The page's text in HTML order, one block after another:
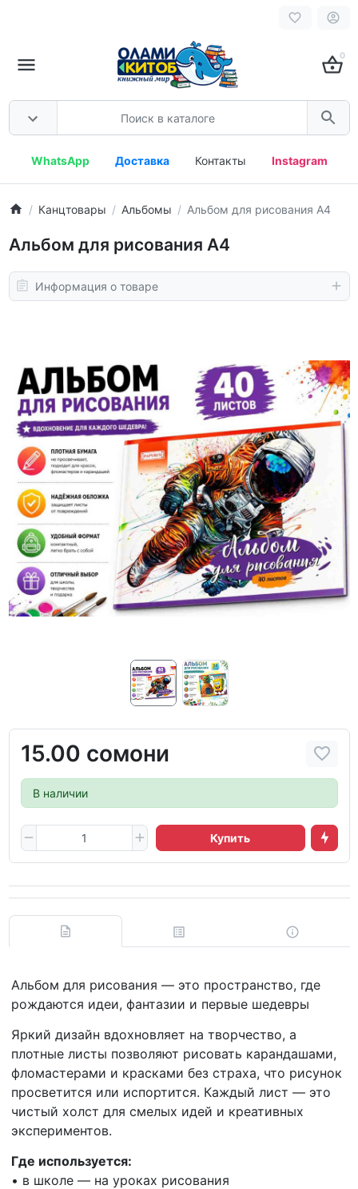
0
WhatsApp Доставка Контакты Instagram
Канцтовары Альбомы Альбом для рисования A4
Альбом для рисования A4
Информация о товаре
15.00 сомони
В наличии
Купить
Альбом для рисования — это пространство, где
рождаются идеи, фантазии и первые шедевры
Яркий дизайн вдохновляет на творчество, а
плотные листы позволяют рисовать карандашами,
фломастерами и красками без страха, что рисунок
просветится или испортится. Каждый лист — это
чистый холст для смелых идей и креативных
экспериментов.
Где используется:
• в школе — на уроках рисования